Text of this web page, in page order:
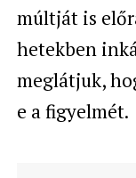
múltját is
hetekben
meglátjuk,
e a figyelmét.